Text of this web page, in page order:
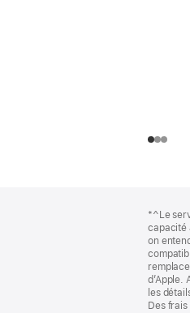
de
page
de
bas
de
page
*^Le
capacité
on
d’Apple.
les
Des